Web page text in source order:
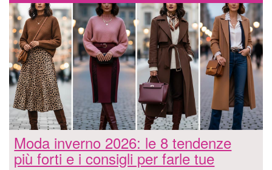
Moda inverno 2026: le 8 tendenze
più forti e i consigli per farle tue